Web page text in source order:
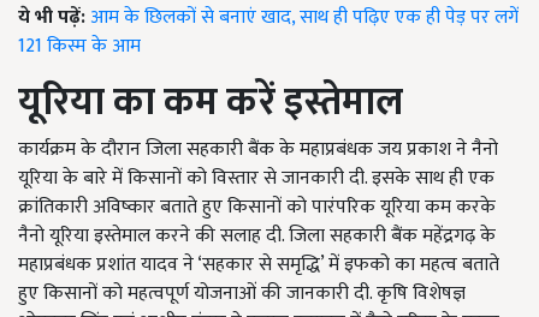
ये भी पढ़ें:आम के छिलकों से बनाएं खाद, साथ ही पढ़िए एक ही पेड़ पर लगें
121 किस्म के आम
यूरिया का कम करें इस्तेमाल
कार्यक्रम के दौरान जिला सहकारी बैंक के महाप्रबंधक जय प्रकाश ने नैनो
यूरिया के बारे में किसानों को विस्तार से जानकारी दी. इसके साथ ही एक
क्रांतिकारी अविष्कार बताते हुए किसानों को पारंपरिक यूरिया कम करके
नैनो यूरिया इस्तेमाल करने की सलाह दी. जिला सहकारी बैंक महेंद्रगढ़ के
महाप्रबंधक प्रशांत यादव ने ‘सहकार से समृद्धि’ में इफको का महत्व बताते
हुए किसानों को महत्वपूर्ण योजनाओं की जानकारी दी. कृषि विशेषज्ञ